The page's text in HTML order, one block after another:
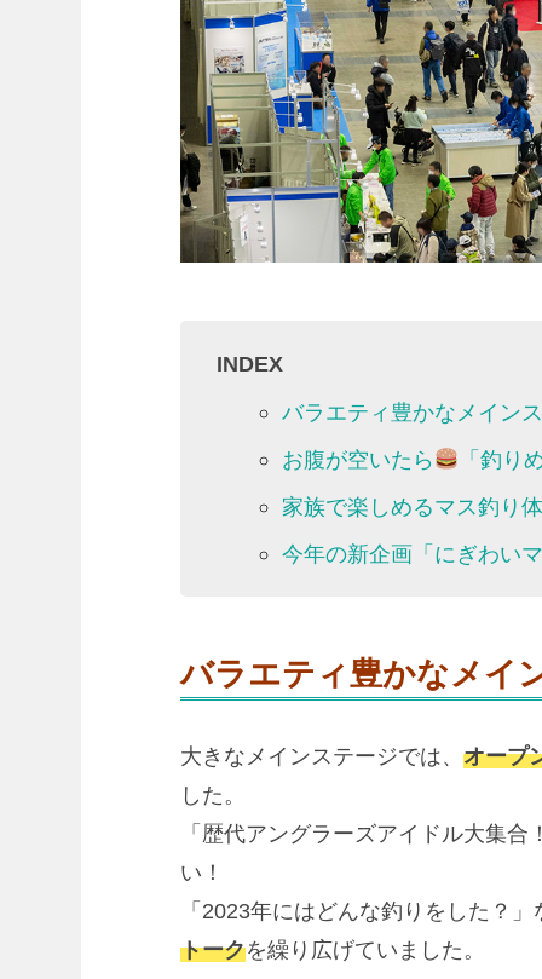
INDEX
バラエティ豊かなメイン
お腹が空いたら
「釣り
家族で楽しめるマス釣り
今年の新企画「にぎわい
バラエティ豊かなメイ
大きなメインステージでは、 オープ
した。
「歴代アングラーズアイドル大集
い！
「2023年にはどんな釣りをした？」
トークを繰り広げていました。